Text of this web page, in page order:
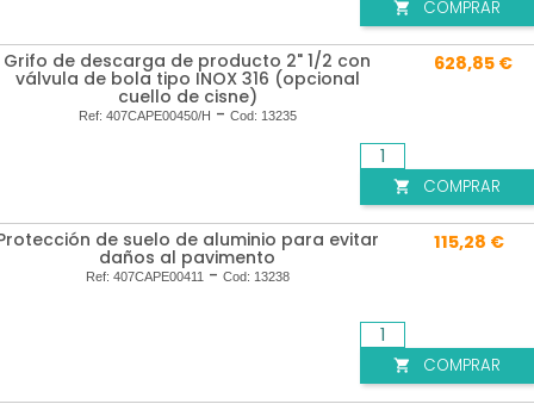
 COMPRAR
Grifo de descarga de producto 2" 1/2 con
válvula de bola tipo INOX 316 (opcional
cuello de cisne)
Ref: 407CAPE00450/H - Cod: 13235
628,85 €
 COMPRAR
de suelo de aluminio para evitar
daños al pavimento
Ref: 407CAPE00411- Cod: 13238
115,28 €
 COMPRAR